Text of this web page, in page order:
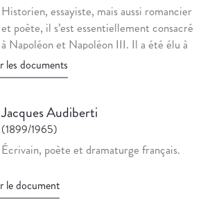
Historien, essayiste, mais aussi romancier
et poète, il s’est essentiellement consacré
à Napoléon et Napoléon III. Il a été élu à
l’Académie française en 1946, mais il ne
fut jamais reçu, fauché par la mort avant
réception à la commission de lecture.
les documents
Jacques Audiberti
(1899/1965)
Écrivain, poète et dramaturge français.
le document